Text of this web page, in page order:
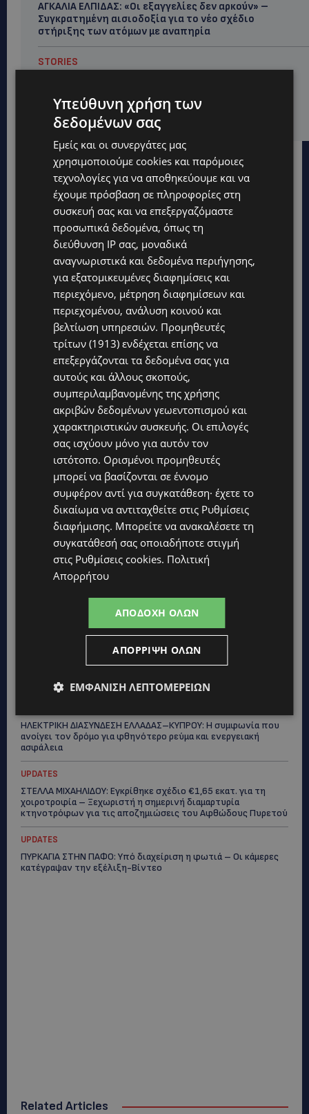
ΑΓΚΑΛΙΑ ΕΛΠΙΔΑΣ: «Οι εξαγγελίες δεν αρκούν» –
Συγκρατημένη αισιοδοξία για το νέο σχέδιο
στήριξης των ατόμων με αναπηρία
STORIES
νερού – Απλά βήματα που κάνουν τη διαφορά -
(Βίντεο)
ΦΩΤΙΑ ΣΤΟΝ ΒΟΛΟ: Στις φλόγες περιοχή πάνω από το αρχαίο
θέατρο Δημητριάδος
STORIES
ΜΑΝΩΛΗΣ ΕΜΜΑΝΟΥΗΛ: Η ιστορία της θρυλικής Corner Pub
που ξυπνά μνήμες δεκαετιών – Το αφιέρωμα μετά τη φωτιά-
UPDATES
ΘΕΣΣΑΛΟΝΙΚΗ: Σοκ από την κακοποίηση άγριων χελωνών –
Τις έβαψαν με πορτοκαλί λαδομπογιά-(Φώτο)
UPDATES
κάνουν τη διαφορά -(Βίντεο)
ΗΛΕΚΤΡΙΚΗ ΔΙΑΣΥΝΔΕΣΗ ΕΛΛΑΔΑΣ–ΚΥΠΡΟΥ: Η συμφωνία που
ανοίγει τον δρόμο για φθηνότερο ρεύμα και ενεργειακή
ασφάλεια
UPDATES
ΣΤΕΛΛΑ ΜΙΧΑΗΛΙΔΟΥ: Εγκρίθηκε σχέδιο €1,65 εκατ. για τη
χοιροτροφία – Ξεχωριστή η σημερινή διαμαρτυρία
κτηνοτρόφων για τις αποζημιώσεις του Αφθώδους Πυρετού
UPDATES
ΠΥΡΚΑΓΙΑ ΣΤΗΝ ΠΑΦΟ: Υπό διαχείριση η φωτιά – Οι κάμερες
κατέγραψαν την εξέλιξη-Βίντεο
Related Articles
Υπεύθυνη χρήση των
δεδομένων σας
Εμείς και οι συνεργάτες μας
χρησιμοποιούμε cookies και παρόμοιες
τεχνολογίες για να αποθηκεύουμε και να
έχουμε πρόσβαση σε πληροφορίες στη
συσκευή σας και να επεξεργαζόμαστε
προσωπικά δεδομένα, όπως τη
διεύθυνση IP σας, μοναδικά
αναγνωριστικά και δεδομένα περιήγησης,
για εξατομικευμένες διαφημίσεις και
περιεχόμενο, μέτρηση διαφημίσεων και
περιεχομένου, ανάλυση κοινού και
βελτίωση υπηρεσιών. Προμηθευτές
τρίτων (1913) ενδέχεται επίσης να
επεξεργάζονται τα δεδομένα σας για
αυτούς και άλλους σκοπούς,
συμπεριλαμβανομένης της χρήσης
ακριβών δεδομένων γεωεντοπισμού και
χαρακτηριστικών συσκευής. Οι επιλογές
σας ισχύουν μόνο για αυτόν τον
ιστότοπο. Ορισμένοι προμηθευτές
μπορεί να βασίζονται σε έννομο
συμφέρον αντί για συγκατάθεση· έχετε το
δικαίωμα να αντιταχθείτε στις Ρυθμίσεις
διαφήμισης. Μπορείτε να ανακαλέσετε τη
συγκατάθεσή σας οποιαδήποτε στιγμή
στις Ρυθμίσεις cookies. Πολιτική
Απορρήτου
ΑΠΟΔΟΧΉ ΌΛΩΝ
ΑΠΌΡΡΙΨΗ ΌΛΩΝ
ΕΜΦΆΝΙΣΗ ΛΕΠΤΟΜΕΡΕΙΏΝ